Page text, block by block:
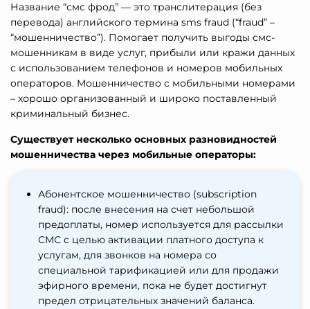
Название “смс фрод” — это транслитерация (без
перевода) английского термина sms fraud (“fraud” –
“мошенничество”). Помогает получить выгоды смс-
мошенникам в виде услуг, прибыли или кражи данных
с использованием телефонов и номеров мобильных
операторов. Мошенничество с мобильными номерами
– хорошо организованный и широко поставленный
криминальный бизнес.
Существует несколько основных разновидностей
мошенничества через мобильные операторы:
Абонентское мошенничество (subscription
fraud): после внесения на счет небольшой
предоплаты, номер используется для рассылки
СМС с целью активации платного доступа к
услугам, для звонков на номера со
специальной тарификацией или для продажи
эфирного времени, пока не будет достигнут
предел отрицательных значений баланса.